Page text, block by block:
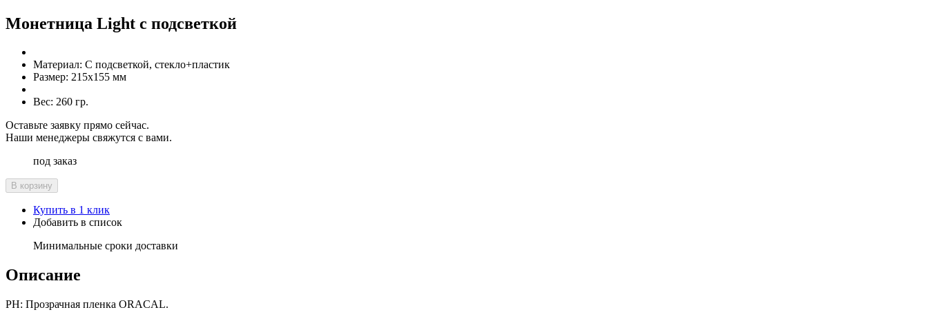
Монетница Light с подсветкой
Материал: С подсветкой, стекло+пластик
Размер: 215х155 мм
Вес: 260 гр.
Оставьте заявку прямо сейчас.
Наши менеджеры свяжутся с вами.
под заказ
В корзину
Купить в 1 клик
Добавить в список
Минимальные сроки доставки
Описание
РН: Прозрачная пленка ORACAL.